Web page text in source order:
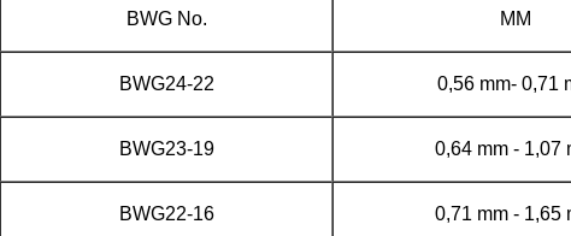
BWG No. MM
BWG24-22 0,56 mm- 0,71
BWG23-19 0,64 mm - 1,07
BWG22-16 0,71 mm - 1,65